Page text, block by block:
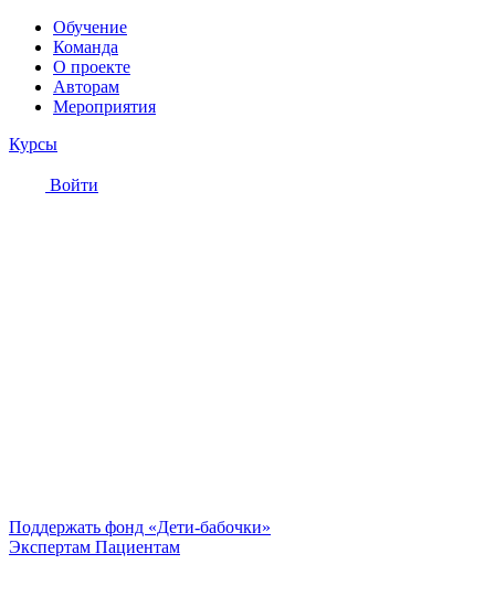
Обучение
Команда
О проекте
Авторам
Мероприятия
Курсы
Войти
Поддержать фонд «Дети-бабочки»
Экспертам Пациентам